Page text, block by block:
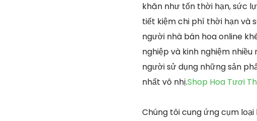
khăn như tốn thời hạn, sức
tiết kiệm chi phí thời hạn và
người nhà bán hoa online
nghiệp và kinh nghiệm
người sử dụng những sản
nhất vô nhị.Shop Hoa Tươi
Chúng tôi cung ứng cụm